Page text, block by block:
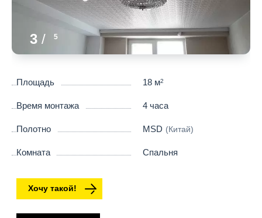
3 / 5
Площадь 18 м2
Время монтажа 4 часа
Полотно MSD (Китай)
Комната Спальня
Хочу такой!